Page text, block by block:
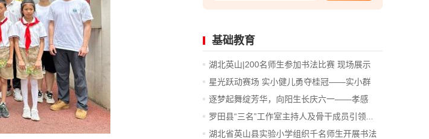
基础教育
湖北英山|200名师生参加书法比赛 现场展示
评...
星光跃动赛场 实小健儿勇夺桂冠——实小群
星...
逐梦起舞绽芳华，向阳生长庆六一——孝感
市...
罗田县“三名”工作室主持人及骨干成员引领...
湖北省英山县实验小学组织千名师生开展书法